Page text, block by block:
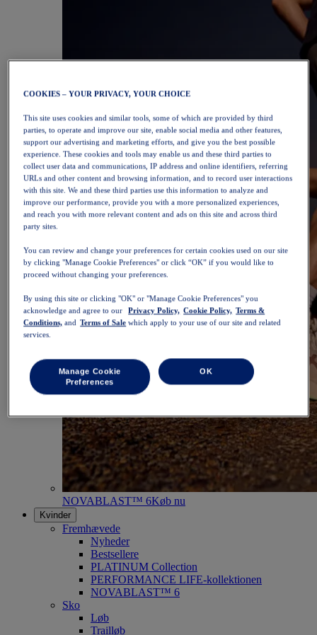
NOVABLAST™ 6Køb nu
Kvinder
Fremhævede
Nyheder
Bestsellere
PLATINUM Collection
PERFORMANCE LIFE-kollektionen
NOVABLAST™ 6
Sko
Løb
Trailløb
COOKIES – YOUR PRIVACY, YOUR CHOICE
This site uses cookies and similar tools, some of which are provided by third
parties, to operate and improve our site, enable social media and other features,
support our advertising and marketing efforts, and give you the best possible
experience. These cookies and tools may enable us and these third parties to
collect user data and communications, IP address and online identifiers, referring
URLs and other content and browsing information, and to record user interactions
with this site. We and these third parties use this information to analyze and
improve our performance, provide you with a more personalized experiences,
and reach you with more relevant content and ads on this site and across third
party sites.
You can review and change your preferences for certain cookies used on our site
by clicking "Manage Cookie Preferences" or click “OK” if you would like to
proceed without changing your preferences.
By using this site or clicking "OK" or "Manage Cookie Preferences" you
acknowledge and agree to our
Privacy Policy, Cookie Policy, Terms &
Conditions, and Terms of Sale which apply to your use of our site and related
services.
Manage Cookie
Preferences
OK